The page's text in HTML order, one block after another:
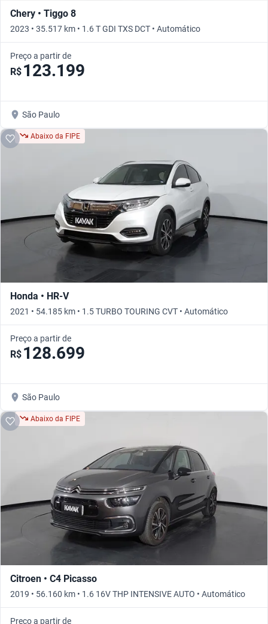
Chery • Tiggo 8
2023 • 35.517 km • 1.6 T GDI TXS DCT • Automático
Preço a partir de
R$ 123.199
São Paulo
Abaixo da FIPE
Honda • HR-V
2021 • 54.185 km • 1.5 TURBO TOURING CVT • Automático
Preço a partir de
R$ 128.699
São Paulo
Abaixo da FIPE
Citroen • C4 Picasso
2019 • 56.160 km • 1.6 16V THP INTENSIVE AUTO • Automático
Preço a partir de